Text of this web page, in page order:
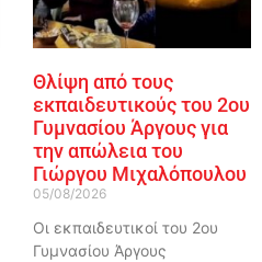
Θλίψη από τους
εκπαιδευτικούς του 2ου
Γυμνασίου Άργους για
την απώλεια του
Γιώργου Μιχαλόπουλου
05/08/2026
Οι εκπαιδευτικοί του 2ου
Γυμνασίου Άργους